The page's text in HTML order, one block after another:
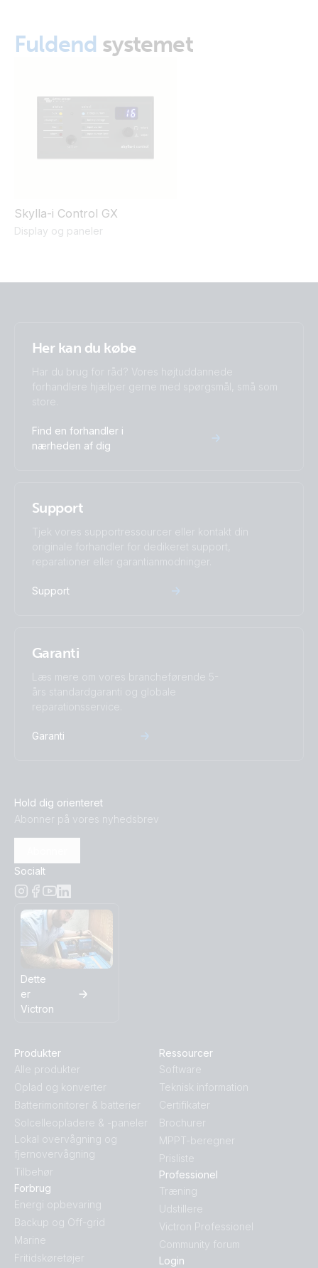
Fuldend systemet
Skylla-i Control GX
Display og paneler
Her kan du købe
Har du brug for råd? Vores højtuddannede
forhandlere hjælper gerne med spørgsmål, små som
store.
Find en forhandler i
nærheden af dig
Support
Tjek vores supportressourcer eller kontakt din
originale forhandler for dedikeret support,
reparationer eller garantianmodninger.
Support
Garanti
Læs mere om vores brancheførende 5-
års standardgaranti og globale
reparationsservice.
Garanti
Hold dig orienteret
Abonner på vores nyhedsbrev
Socialt
Dette
er
Victron
Produkter
Alle produkter
Oplad og konverter
Batterimonitorer & batterier
Solcelleopladere & -paneler
Lokal overvågning og
fjernovervågning
Tilbehør
Forbrug
Energi opbevaring
Backup og Off-grid
Marine
Fritidskøretøjer
Ressourcer
Software
Teknisk information
Certifikater
Brochurer
MPPT-beregner
Prisliste
Professionel
Træning
Udstillere
Victron Professionel
Community forum
Login